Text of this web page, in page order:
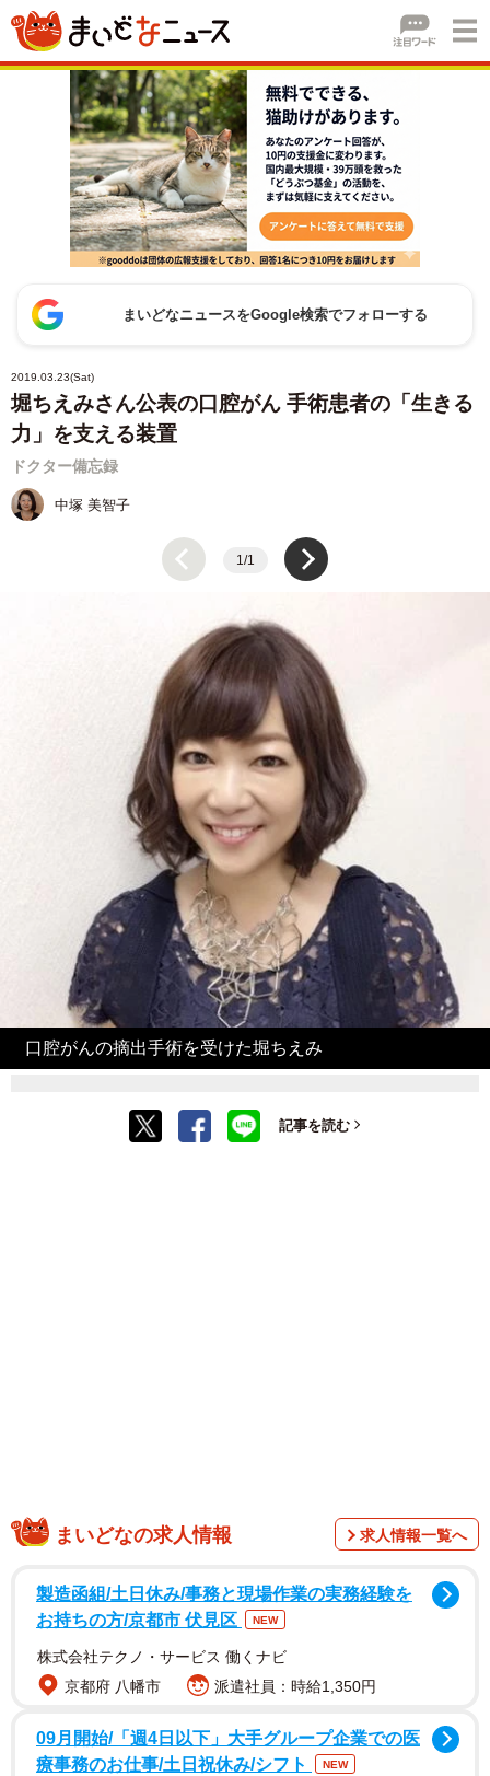
まいどなニュースをGoogle検索でフォローする
2019.03.23(Sat)
堀ちえみさん公表の口腔がん 手術患者の「生きる
力」を支える装置
ドクター備忘録
中塚 美智子
1/1
口腔がんの摘出手術を受けた堀ちえみ
記事を読む
まいどなの求人情報 求人情報一覧へ
製造函組/土日休み/事務と現場作業の実務経験を
お持ちの方/京都市 伏見区
NEW
株式会社テクノ・サービス 働くナビ
京都府 八幡市
派遣社員：時給1,350円
09月開始/「週4日以下」大手グループ企業での医
療事務のお仕事/土日祝休み/シフト
NEW